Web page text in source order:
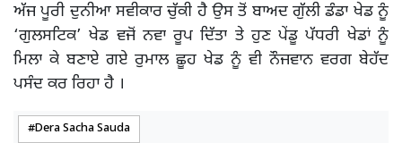
ਅੱਜ ਪੂਰੀ ਦੁਨੀਆ ਸਵੀਕਾਰ ਚੁੱਕੀ ਹੈ ਉਸ ਤੋਂ ਬਾਅਦ ਗੁੱਲੀ ਡੰਡਾ ਖੇਡ ਨੂੰ
‘ਗੁਲਸਟਿਕ’ ਖੇਡ ਵਜੋਂ ਨਵਾ ਰੂਪ ਦਿੱਤਾ ਤੇ ਹੁਣ ਪੇਂਡੂ ਪੱਧਰੀ ਖੇਡਾਂ ਨੂੰ
ਮਿਲਾ ਕੇ ਬਣਾਏ ਗਏ ਰੁਮਾਲ ਛੂਹ ਖੇਡ ਨੂੰ ਵੀ ਨੌਜਵਾਨ ਵਰਗ ਬੇਹੱਦ
ਪਸੰਦ ਕਰ ਰਿਹਾ ਹੈ ।
Dera Sacha Sauda